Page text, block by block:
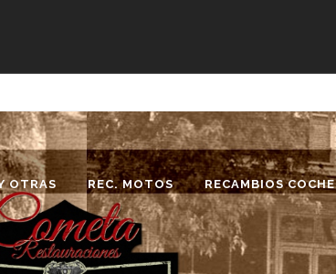
OTRAS REC. MOTOS RECAMBIOS COCHE